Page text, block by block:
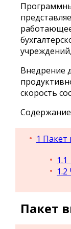
Внедрение
скорость
Содержание
1 Пакет
1.1
1.2
Пакет